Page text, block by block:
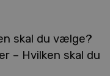
skal du vælge?
– Hvilken skal du